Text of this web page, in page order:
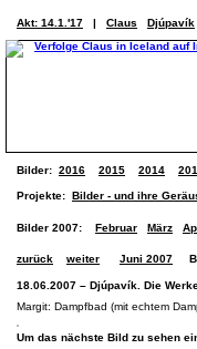
Akt: 14.1.'17 | Claus Djúpavík
Bilder: 2016 2015 2014
Projekte: Bilder - und ihre
Bilder 2007: Februar März
zurück weiter Juni 2007
18.06.2007 – Djúpavík. Die
Margit: Dampfbad (mit echtem
Um das nächste Bild zu sehen